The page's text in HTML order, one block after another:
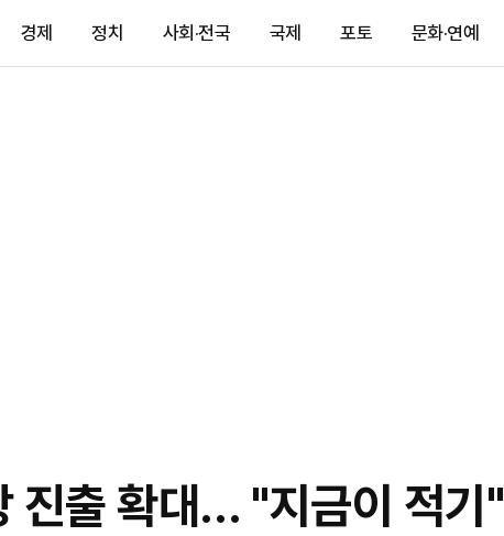
경제 정치 사회·전국 국제 포토 문화·연예
진출 확대… "지금이 적기"